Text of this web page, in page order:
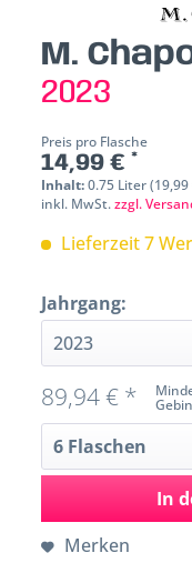
M.
2023
Preis pro Flasche
14,99 € *
Inhalt:0.75 Liter
inkl. MwSt.zzgl.
Lieferzeit 7
Jahrgang:
89,94 € *
In
Merken